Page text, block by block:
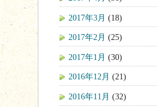
2017年3月 (18)
2017年2月 (25)
2017年1月 (30)
2016年12月 (21)
2016年11月 (32)